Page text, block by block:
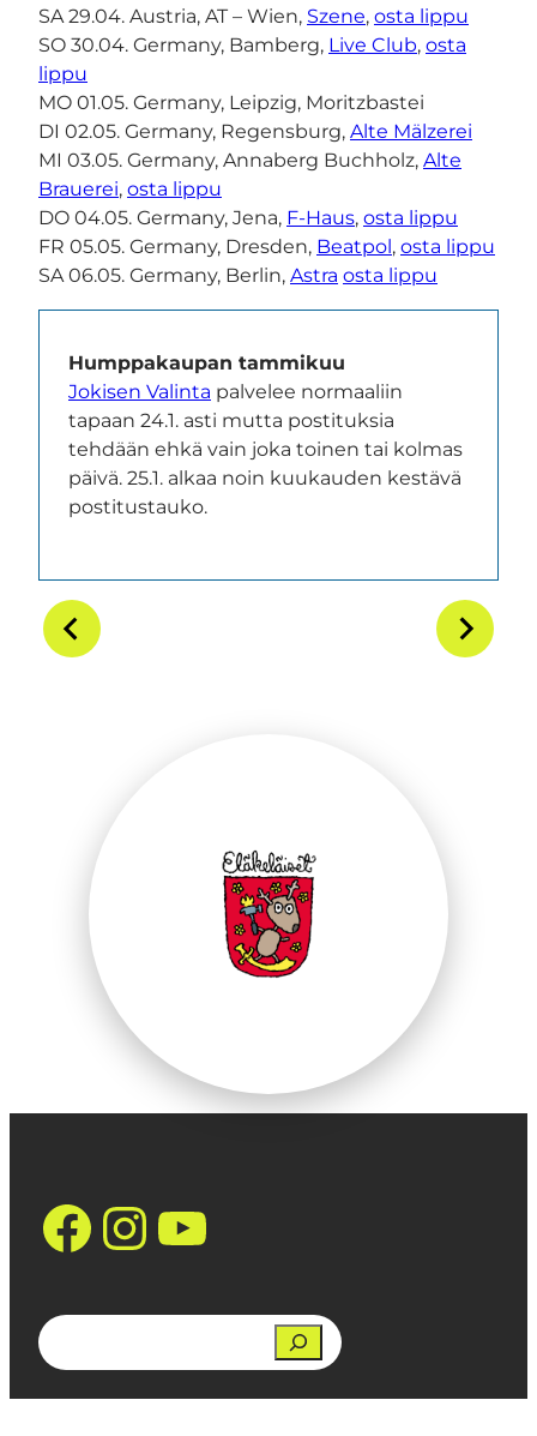
SA 29.04. Austria, AT – Wien, Szene, osta lippu
SO 30.04. Germany, Bamberg, Live Club, osta
lippu
MO 01.05. Germany, Leipzig, Moritzbastei
DI 02.05. Germany, Regensburg, Alte Mälzerei
MI 03.05. Germany, Annaberg Buchholz, Alte
Brauerei, osta lippu
DO 04.05. Germany, Jena, F-Haus, osta lippu
FR 05.05. Germany, Dresden, Beatpol, osta lippu
SA 06.05. Germany, Berlin, Astra osta lippu
Humppakaupan tammikuu
Jokisen Valinta palvelee normaaliin
tapaan 24.1. asti mutta postituksia
tehdään ehkä vain joka toinen tai kolmas
päivä. 25.1. alkaa noin kuukauden kestävä
postitustauko.
https://
Instagram
YouTube
Search